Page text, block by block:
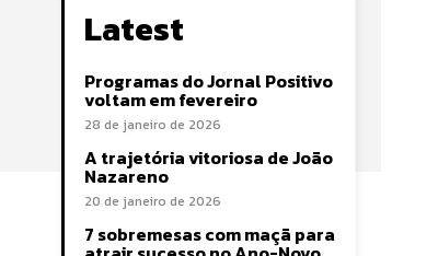
Latest
Programas do Jornal Positivo
voltam em fevereiro
28 de janeiro de 2026
A trajetória vitoriosa de João
Nazareno
20 de janeiro de 2026
7 sobremesas com maçã para